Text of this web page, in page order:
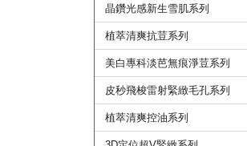
晶鑽光感新生雪肌系列
植萃清爽抗荳系列
美白專科淡芭無痕淨荳系列
皮秒飛梭雷射緊緻毛孔系列
植萃清爽控油系列